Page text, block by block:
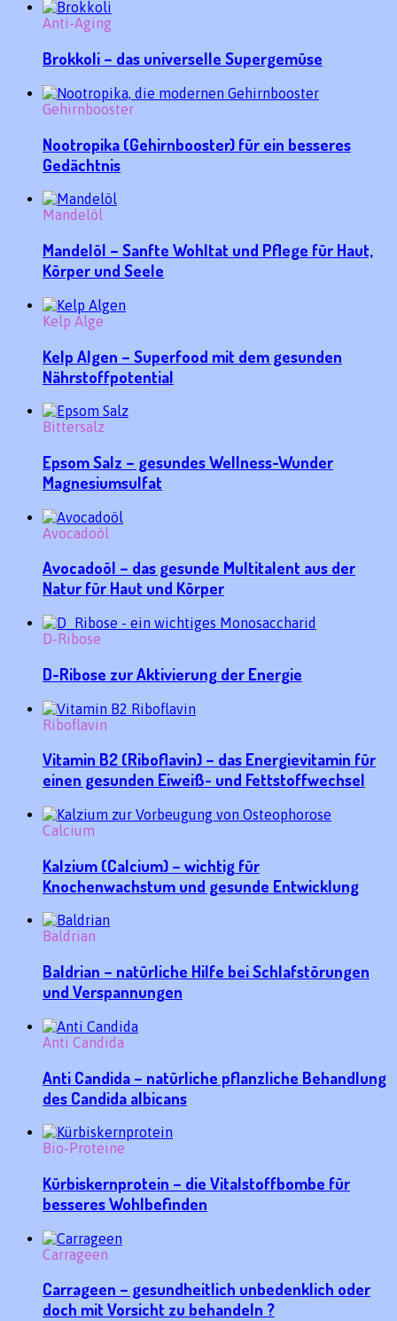
Anti-Aging
Brokkoli – das universelle Supergemüse
Gehirnbooster
Nootropika (Gehirnbooster) für ein besseres
Gedächtnis
Mandelöl
Mandelöl – Sanfte Wohltat und Pflege für Haut,
Körper und Seele
Kelp Alge
Kelp Algen – Superfood mit dem gesunden
Nährstoffpotential
Bittersalz
Epsom Salz – gesundes Wellness-Wunder
Magnesiumsulfat
Avocadoöl
Avocadoöl – das gesunde Multitalent aus der
Natur für Haut und Körper
D-Ribose
D-Ribose zur Aktivierung der Energie
Riboflavin
Vitamin B2 (Riboflavin) – das Energievitamin für
einen gesunden Eiweiß- und Fettstoffwechsel
Calcium
Kalzium (Calcium) – wichtig für
Knochenwachstum und gesunde Entwicklung
Baldrian
Baldrian – natürliche Hilfe bei Schlafstörungen
und Verspannungen
Anti Candida
Anti Candida – natürliche pflanzliche Behandlung
des Candida albicans
Bio-Proteine
Kürbiskernprotein – die Vitalstoffbombe für
besseres Wohlbefinden
Carrageen
Carrageen – gesundheitlich unbedenklich oder
doch mit Vorsicht zu behandeln ?